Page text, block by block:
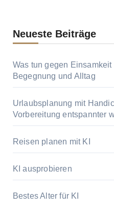
Neueste Beiträge
Was tun gegen
Begegnung und Alltag
Urlaubsplanung mit
Vorbereitung entspannter
Reisen planen mit KI
KI ausprobieren
Bestes Alter für KI